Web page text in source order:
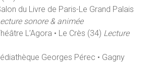
du Livre de Paris-Le Grand Palais
sonore & animée
L’Agora • Le Crès (34) Lecture
Georges Pérec • Gagny